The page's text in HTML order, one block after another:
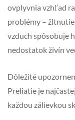
ovplyvnia vzhľad
problémy –
vzduch spôsobuje
nedostatok živín
Dôležité
Preliatie je
každou zálievkou